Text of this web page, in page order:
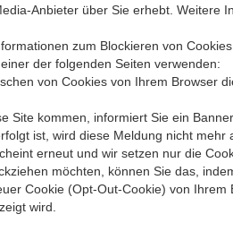
Anbieter über Sie erhebt. Weitere
zum Blockieren von
der folgenden Seiten verwenden:
von Cookies von Ihrem Browser
kommen, informiert Sie ein
ist, wird diese Meldung nicht mehr
erneut und wir setzen nur die
möchten, können Sie das,
Cookie (Opt-Out-Cookie) von Ihrem
wird.